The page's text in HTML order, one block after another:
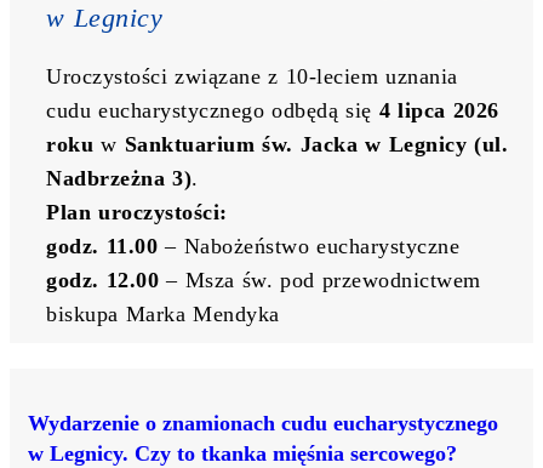
w Legnicy
Uroczystości związane z 10-leciem uznania
cudu eucharystycznego odbędą się 4 lipca 2026
roku w Sanktuarium św. Jacka w Legnicy (ul.
Nadbrzeżna 3).
Plan uroczystości:
godz. 11.00 – Nabożeństwo eucharystyczne
godz. 12.00 – Msza św. pod przewodnictwem
biskupa Marka Mendyka
Wydarzenie o znamionach cudu eucharystycznego
w Legnicy. Czy to tkanka mięśnia sercowego?